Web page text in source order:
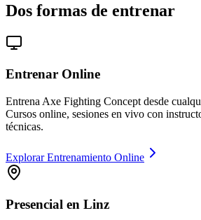
Dos formas de entrenar
Entrenar Online
Entrena Axe Fighting Concept desde
Cursos online, sesiones en vivo con
técnicas.
Explorar Entrenamiento Online
Presencial en Linz